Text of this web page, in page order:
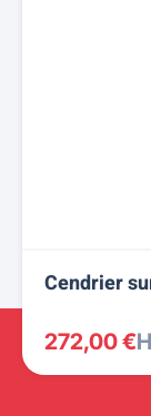
Cendrier
272,00 €